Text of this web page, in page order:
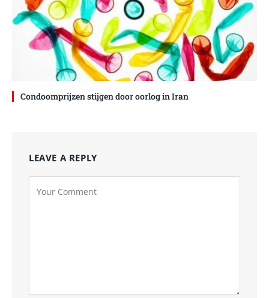
Condoomprijzen stijgen door oorlog in Iran
LEAVE A REPLY